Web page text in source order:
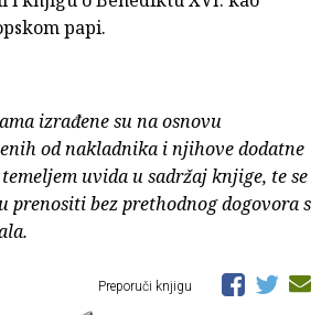
papi.
izrađene su na osnovu
od nakladnika i njihove dodatne
uvida u sadržaj knjige, te se
prenositi bez prethodnog dogovora s
Preporuči knjigu